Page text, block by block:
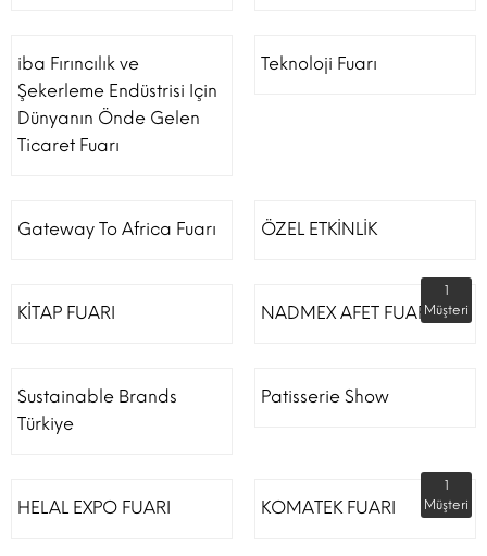
iba Fırıncılık ve
Şekerleme Endüstrisi Için
Dünyanın Önde Gelen
Ticaret Fuarı
Teknoloji Fuarı
Gateway To Africa Fuarı ÖZEL ETKİNLİK
KİTAP FUARI NADMEX AFET FUARI
1
Müşteri
Sustainable Brands
Türkiye
Patisserie Show
HELAL EXPO FUARI KOMATEK FUARI
1
Müşteri